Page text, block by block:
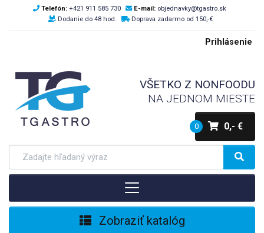
Telefón: +421 911 585 730 E-mail: objednavky@tgastro.sk
Dodanie do 48 hod.
Doprava zadarmo od 150,-€
Prihlásenie
VŠETKO Z NONFOODU
NA JEDNOM MIESTE
0 0,- €
Zobraziť katalóg